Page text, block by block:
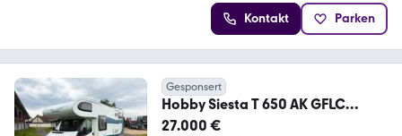
Kontakt Parken
Gesponsert
Hobby Siesta T 650 AK GFLC
Klima/Navi/Solar/Festbett
27.000 €